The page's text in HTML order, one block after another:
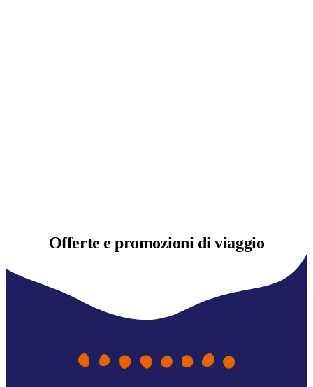
Offerte epromozioni di viaggio